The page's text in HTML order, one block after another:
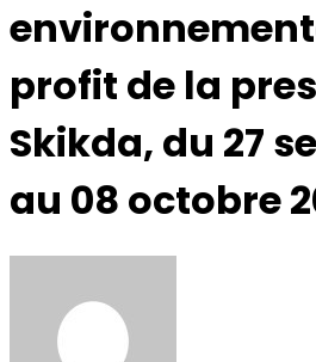
profit de la
Skikda, du 27
au 08 octobre